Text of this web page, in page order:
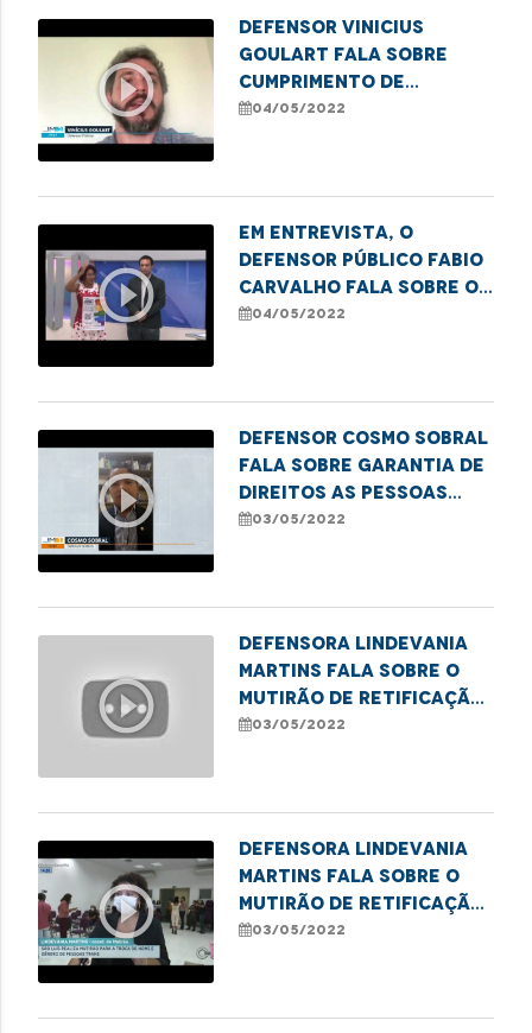
play_circle_outline
Defensor Vinicius
Goulart fala sobre
cumprimento de
transferência para UTI
04/05/2022
play_circle_outline
Em entrevista, o
defensor público Fabio
Carvalho fala sobre os
preparativos para a 1ª
LGBTQIA+ em Imperatriz.
04/05/2022
play_circle_outline
Defensor Cosmo Sobral
fala sobre garantia de
direitos as pessoas
com Transtorno do
03/05/2022
play_circle_outline
Defensora Lindevania
Martins fala sobre o
mutirão de retificação
de nome social para
03/05/2022
play_circle_outline
Defensora Lindevania
Martins fala sobre o
mutirão de retificação
de nome social para
03/05/2022